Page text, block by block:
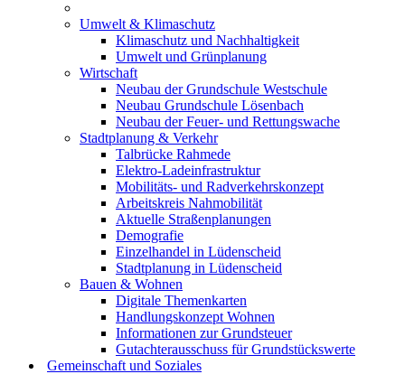
Umwelt & Klimaschutz
Klimaschutz und Nachhaltigkeit
Umwelt und Grünplanung
Wirtschaft
Neubau der Grundschule Westschule
Neubau Grundschule Lösenbach
Neubau der Feuer- und Rettungswache
Stadtplanung & Verkehr
Talbrücke Rahmede
Elektro-Ladeinfrastruktur
Mobilitäts- und Radverkehrskonzept
Arbeitskreis Nahmobilität
Aktuelle Straßenplanungen
Demografie
Einzelhandel in Lüdenscheid
Stadtplanung in Lüdenscheid
Bauen & Wohnen
Digitale Themenkarten
Handlungskonzept Wohnen
Informationen zur Grundsteuer
Gutachterausschuss für Grundstückswerte
Gemeinschaft und Soziales